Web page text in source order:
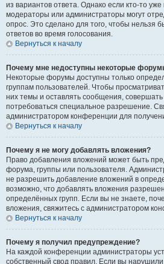
из вариантов ответа. Однако если кто-то уже
модераторы или администраторы могут
опрос. Это сделано для того, чтобы нельзя
ответов во время голосования.
Вернуться к началу
Почему мне недоступны некоторые
Некоторые форумы доступны только
группам пользователей. Чтобы
них темы и оставлять сообщения,
потребоваться специальное разрешение.
администратором конференции для
Вернуться к началу
Почему я не могу добавлять вложения?
Право добавления вложений может быть
форума, группы или пользователя.
не разрешить добавление вложений в
возможно, что добавлять вложения
определённых групп. Если вы не знаете,
вложения, свяжитесь с администратором
Вернуться к началу
Почему я получил предупреждение?
На каждой конференции администраторы
собственный свод правил. Если вы